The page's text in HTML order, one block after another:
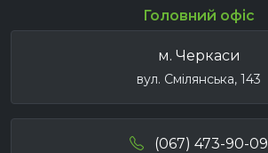
Головний офіс
м. Черкаси
вул. Смілянська, 143
(067) 473-90-09